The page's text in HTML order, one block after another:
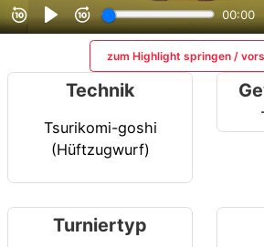
zum Highlight springen /
Technik
Tsurikomi-goshi
(Hüftzugwurf)
Turniertyp